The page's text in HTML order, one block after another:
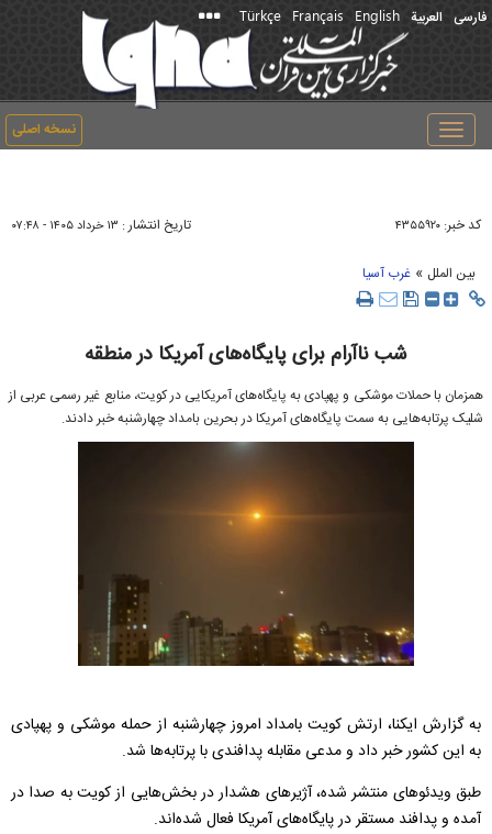
فارسی العربیة English
Français
Türkçe
نسخه اصلی
Toggle
navigation
کد خبر: ۴۳۵۵۹۲۰ تاریخ انتشار : ۱۳ خرداد ۱۴۰۵ - ۰۷:۴۸
بین الملل » غرب آسیا
شب ناآرام برای پایگاه‌های آمریکا در منطقه
همزمان با حملات موشکی و پهپادی به پایگاه‌های آمریکایی در کویت، منابع غیر رسمی عربی از
شلیک پرتابه‌هایی به سمت پایگاه‌های آمریکا در بحرین بامداد چهارشنبه خبر دادند.
به گزارش ایکنا، ارتش کویت بامداد امروز چهارشنبه از حمله موشکی و پهپادی
به این کشور خبر داد و مدعی مقابله پدافندی با پرتابه‌ها شد.
طبق ویدئوهای منتشر شده، آژیرهای هشدار در بخش‌هایی از کویت به صدا در
آمده و پدافند مستقر در پایگاه‌های آمریکا فعال شده‌اند.